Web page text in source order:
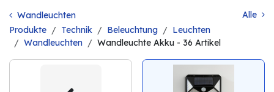
Wandleuchten
Alle
Produkte
Technik Beleuchtung
Leuchten
Wandleuchten
Wandleuchte Akku - 36 Artikel